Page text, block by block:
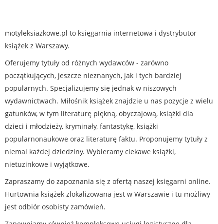
motyleksiazkowe.pl to księgarnia internetowa i dystrybutor
książek z Warszawy.
Oferujemy tytuły od różnych wydawców - zarówno
początkujących, jeszcze nieznanych, jak i tych bardziej
popularnych. Specjalizujemy się jednak w niszowych
wydawnictwach. Miłośnik książek znajdzie u nas pozycje z wielu
gatunków, w tym literaturę piękną, obyczajową, książki dla
dzieci i młodzieży, kryminały, fantastykę, książki
popularnonaukowe oraz literaturę faktu. Proponujemy tytuły z
niemal każdej dziedziny. Wybieramy ciekawe książki,
nietuzinkowe i wyjątkowe.
Zapraszamy do zapoznania się z ofertą naszej księgarni online.
Hurtownia książek zlokalizowana jest w Warszawie i tu możliwy
jest odbiór osobisty zamówień.